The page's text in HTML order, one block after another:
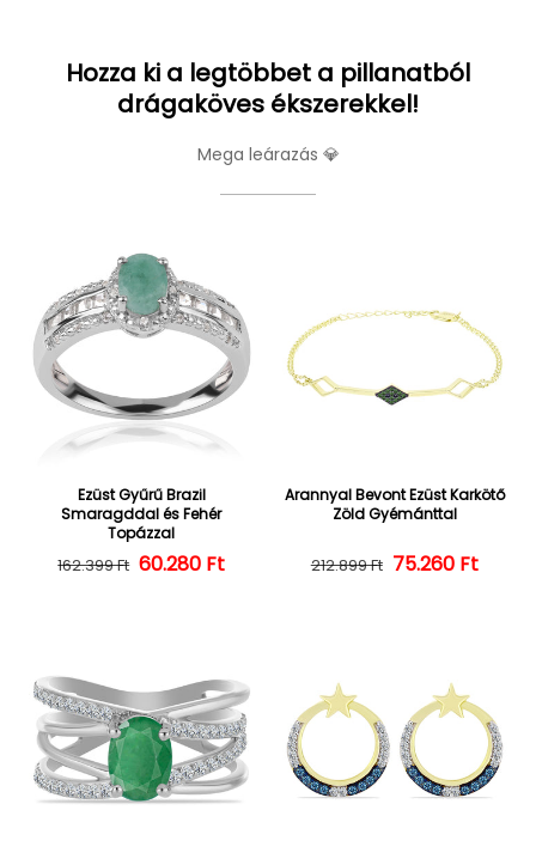
Hozza ki a legtöbbet a pillanatból
drágaköves ékszerekkel!
Mega leárazás 💎
Ezüst Gyűrű Brazil
Smaragddal és Fehér
Topázzal
Normál ár
162.399 Ft Kedvezményes ár
60.280 Ft
Arannyal Bevont Ezüst Karkötő
Zöld Gyémánttal
Normál ár
212.899 Ft 75.260 Ft